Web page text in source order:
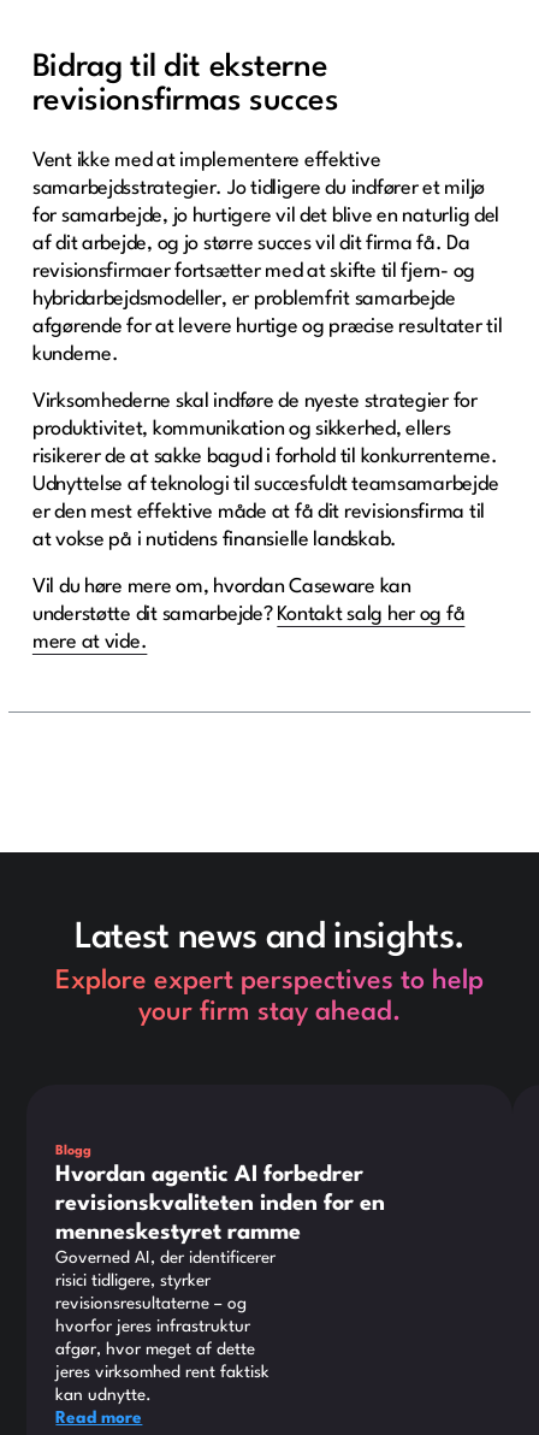
Bidrag til dit eksterne
revisionsfirmas succes
Vent ikke med at implementere effektive
samarbejdsstrategier. Jo tidligere du indfører et miljø
for samarbejde, jo hurtigere vil det blive en naturlig del
af dit arbejde, og jo større succes vil dit firma få. Da
revisionsfirmaer fortsætter med at skifte til fjern- og
hybridarbejdsmodeller, er problemfrit samarbejde
afgørende for at levere hurtige og præcise resultater til
kunderne.
Virksomhederne skal indføre de nyeste strategier for
produktivitet, kommunikation og sikkerhed, ellers
risikerer de at sakke bagud i forhold til konkurrenterne.
Udnyttelse af teknologi til succesfuldt teamsamarbejde
er den mest effektive måde at få dit revisionsfirma til
at vokse på i nutidens finansielle landskab.
Vil du høre mere om, hvordan Caseware kan
understøtte dit samarbejde? Kontakt salg her og få
mere at vide.
Latest news and insights.
Explore expert perspectives to help
your firm stay ahead.
Blogg
Hvordan agentic AI forbedrer
revisionskvaliteten inden for en
menneskestyret ramme
Governed AI, der identificerer
risici tidligere, styrker
revisionsresultaterne – og
hvorfor jeres infrastruktur
afgør, hvor meget af dette
jeres virksomhed rent faktisk
kan udnytte.
Read more